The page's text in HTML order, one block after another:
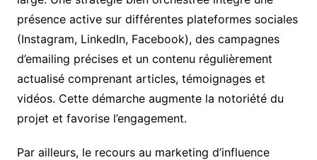
présence active sur différentes plateformes sociales
(Instagram, LinkedIn, Facebook), des campagnes
d’emailing précises et un contenu régulièrement
actualisé comprenant articles, témoignages et
vidéos. Cette démarche augmente la notoriété du
projet et favorise l’engagement.
Par ailleurs, le recours au marketing d’influence